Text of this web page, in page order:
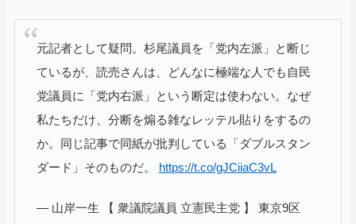
元記者として疑問。杉尾議員を「党内左派」と断じ
ているが、読売さんは、どんなに極端な人でも自民
党議員に「党内右派」という断定は使わない。なぜ
私たちだけ、分断を煽る雑なレッテル貼りをするの
か。同じ記事で同紙が批判している「ダブルスタン
ダード」そのものだ。 https://t.co/gJCiiaC3vL
— 山岸一生 【 衆議院議員 立憲民主党 】 東京9区